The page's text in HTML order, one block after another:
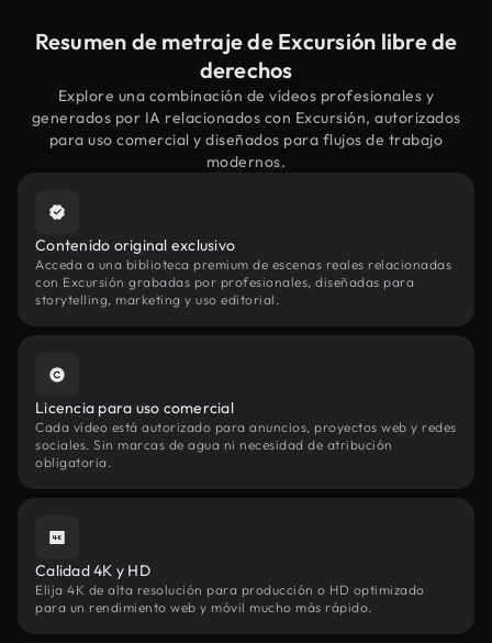
Resumen de metraje de Excursión libre de
derechos
Explore una combinación de vídeos profesionales y
generados por IA relacionados con Excursión, autorizados
para uso comercial y diseñados para flujos de trabajo
modernos.
Contenido original exclusivo
Acceda a una biblioteca premium de escenas reales relacionadas
con Excursión grabadas por profesionales, diseñadas para
storytelling, marketing y uso editorial.
Licencia para uso comercial
Cada vídeo está autorizado para anuncios, proyectos web y redes
sociales. Sin marcas de agua ni necesidad de atribución
obligatoria.
Calidad 4K y HD
Elija 4K de alta resolución para producción o HD optimizado
para un rendimiento web y móvil mucho más rápido.